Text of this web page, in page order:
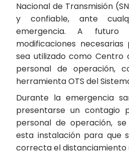
Nacional de Transmisión
y confiable, ante
emergencia. A
modificaciones
sea utilizado como Centro
personal de operación,
herramienta OTS del
Durante la emergencia
presentarse un contagio
personal de operación,
esta instalación para que
correcta el distanciamiento